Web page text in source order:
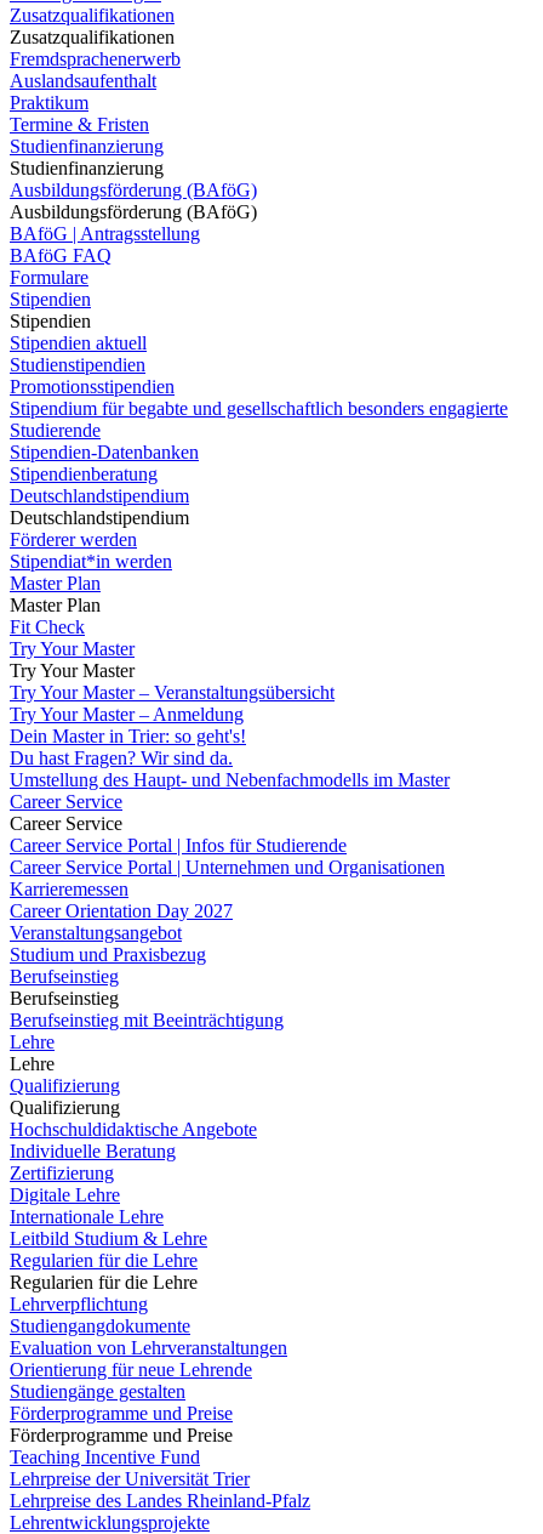
Zusatzqualifikationen
Zusatzqualifikationen
Fremdsprachenerwerb
Auslandsaufenthalt
Praktikum
Termine & Fristen
Studienfinanzierung
Studienfinanzierung
Ausbildungsförderung (BAföG)
Ausbildungsförderung (BAföG)
BAföG | Antragsstellung
BAföG FAQ
Formulare
Stipendien
Stipendien
Stipendien aktuell
Studienstipendien
Promotionsstipendien
Stipendium für begabte und gesellschaftlich besonders engagierte
Studierende
Stipendien-Datenbanken
Stipendienberatung
Deutschlandstipendium
Deutschlandstipendium
Förderer werden
Stipendiat*in werden
Master Plan
Master Plan
Fit Check
Try Your Master
Try Your Master
Try Your Master – Veranstaltungsübersicht
Try Your Master – Anmeldung
Dein Master in Trier: so geht's!
Du hast Fragen? Wir sind da.
Umstellung des Haupt- und Nebenfachmodells im Master
Career Service
Career Service
Career Service Portal | Infos für Studierende
Career Service Portal | Unternehmen und Organisationen
Karrieremessen
Career Orientation Day 2027
Veranstaltungsangebot
Studium und Praxisbezug
Berufseinstieg
Berufseinstieg
Berufseinstieg mit Beeinträchtigung
Lehre
Lehre
Qualifizierung
Qualifizierung
Hochschuldidaktische Angebote
Individuelle Beratung
Zertifizierung
Digitale Lehre
Internationale Lehre
Leitbild Studium & Lehre
Regularien für die Lehre
Regularien für die Lehre
Lehrverpflichtung
Studiengangdokumente
Evaluation von Lehrveranstaltungen
Orientierung für neue Lehrende
Studiengänge gestalten
Förderprogramme und Preise
Förderprogramme und Preise
Teaching Incentive Fund
Lehrpreise der Universität Trier
Lehrpreise des Landes Rheinland-Pfalz
Lehrentwicklungsprojekte